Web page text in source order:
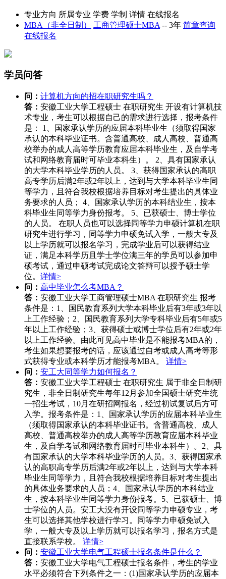
专业方向 所属专业 学费 学制 详情 在线报名
MBA（非全日制）
工商管理硕士MBA -- 3年 简章查询
在线报名
学员问答
问： 计算机方向的招在职研究生吗？
答： 安徽工业大学工程硕士 在职研究生 开设有计算机技
术专业，考生可以根据自己的需求进行选择，报考条件
是： 1、国家承认学历的应届本科毕业生（须取得国家
承认的本科毕业证书。含普通高校、成人高校、普通高
校举办的成人高等学历教育应届本科毕业生，及自学考
试和网络教育届时可毕业本科生）。 2、具有国家承认
的大学本科毕业学历的人员。 3、获得国家承认的高职
高专学历后满2年或2年以上，达到与大学本科毕业生同
等学力，且符合我校根据培养目标对考生提出的具体业
务要求的人员； 4、国家承认学历的本科结业生，按本
科毕业生同等学力身份报考。 5、已获硕士、博士学位
的人员。 在职人员也可以选择同等学力申硕计算机在职
研究生进行学习，同等学力申硕免试入学，一般大专及
以上学历就可以报名学习，完成学业后可以获得结业
证，满足本科学历且学士学位满三年的学员可以参加申
硕考试，通过申硕考试完成论文答辩可以授予硕士学
位。 详情>
问： 高中毕业怎么考MBA？
答： 安徽工业大学工商管理硕士MBA 在职研究生 报考
条件是：1、国民教育系列大学本科毕业后有3年或3年以
上工作经验；2、国民教育系列大学专科毕业后有5年或5
年以上工作经验；3、获得硕士或博士学位后有2年或2年
以上工作经验。由此可见高中毕业是不能报考MBA的，
考生如果想要报考的话，应该通过自考或成人高考等形
式获得专业或本科学历才能报考MBA。 详情>
问： 安工大同等学力如何报名？
答： 安徽工业大学工程硕士 在职研究生 属于非全日制研
究生，非全日制研究生每年12月参加全国硕士研究生统
一招生考试，10月在研招网报名，经过初试复试后方可
入学。报考条件是：1、国家承认学历的应届本科毕业生
（须取得国家承认的本科毕业证书。含普通高校、成人
高校、普通高校举办的成人高等学历教育应届本科毕业
生，及自学考试和网络教育届时可毕业本科生）。2、具
有国家承认的大学本科毕业学历的人员。3、获得国家承
认的高职高专学历后满2年或2年以上，达到与大学本科
毕业生同等学力，且符合我校根据培养目标对考生提出
的具体业务要求的人员；4、国家承认学历的本科结业
生，按本科毕业生同等学力身份报考。5、已获硕士、博
士学位的人员。安工大没有开设同等学力申硕专业，考
生可以选择其他学校进行学习。同等学力申硕免试入
学，一般大专及以上学历就可以报名学习，报名方式是
直接联系学校。 详情>
问： 安徽工业大学电气工程硕士报名条件是什么？
答： 安徽工业大学电气工程硕士报名条件，考生的学业
水平必须符合下列条件之一：(1)国家承认学历的应届本